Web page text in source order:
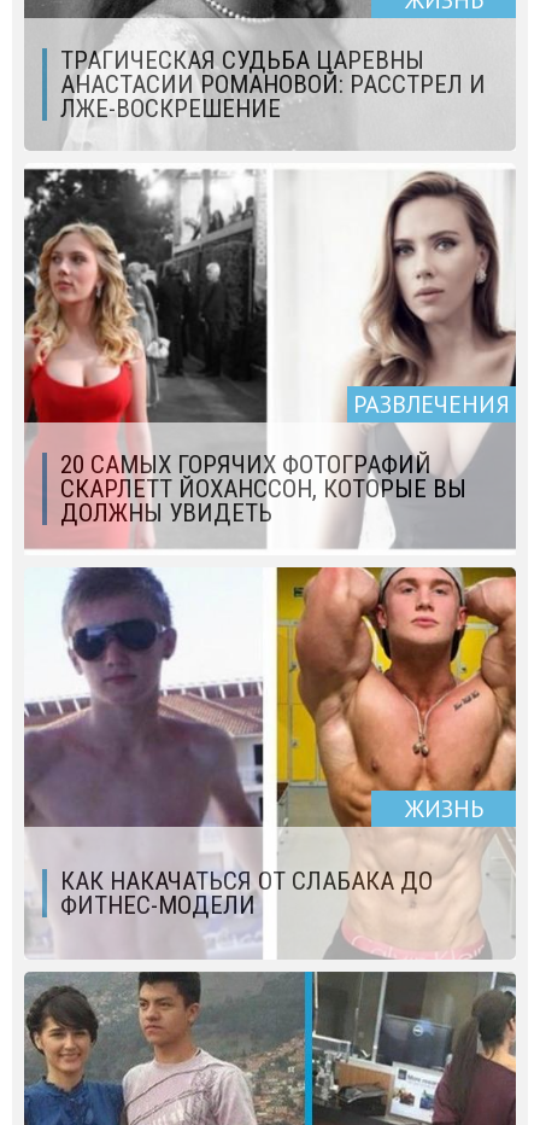
ТРАГИЧЕСКАЯ СУДЬБА ЦАРЕВНЫ
АНАСТАСИИ РОМАНОВОЙ: РАССТРЕЛ И
ЛЖЕ-ВОСКРЕШЕНИЕ
РАЗВЛЕЧЕНИЯ
20 САМЫХ ГОРЯЧИХ ФОТОГРАФИЙ
СКАРЛЕТТ ЙОХАНССОН, КОТОРЫЕ ВЫ
ДОЛЖНЫ УВИДЕТЬ
ЖИЗНЬ
КАК НАКАЧАТЬСЯ ОТ СЛАБАКА ДО
ФИТНЕС-МОДЕЛИ